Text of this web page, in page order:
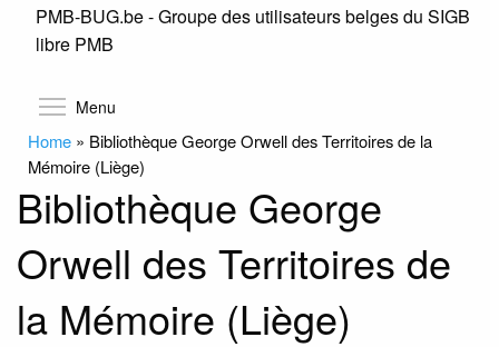
Skip
PMB-BUG.be - Groupe des utilisateurs belges du SIGB
libre PMB
Menu
Home » Bibliothèque George Orwell des Territoires de la
Mémoire (Liège)
Bibliothèque George
Orwell des Territoires de
la Mémoire (Liège)